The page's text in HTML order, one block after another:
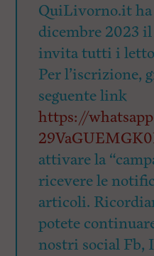
QuiLivorno.it ha
dicembre 2023 il
invita tutti i
Per l’iscrizione,
seguente link
https://
attivare la
ricevere le
articoli.
potete
nostri social Fb,